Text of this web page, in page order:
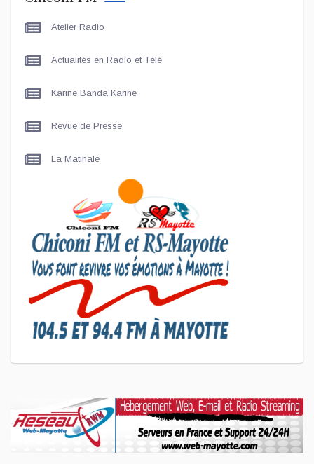
L'Association Zé Run pour le
Communes
LE LIVE - LES UNES
Le grand entretien avec Le
SCAN ÉCONOMIQUE
Le président de l'association
Coup de Pouce a partagé sa
vision d'un entrepreneuriat
CULTURE ET SOCIÉTÉ
L'association Marovoanio et
Reska NI Kalamu pour la
Langue KIBOSI
Atelier Radio
Actualités en Radio et Télé
Karine Banda Karine
Revue de Presse
La Matinale